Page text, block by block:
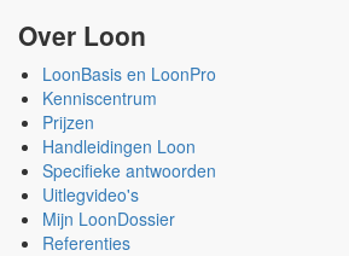
Over Loon
LoonBasis en LoonPro
Kenniscentrum
Prijzen
Handleidingen Loon
Specifieke antwoorden
Uitlegvideo's
Mijn LoonDossier
Referenties